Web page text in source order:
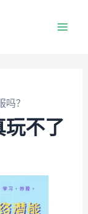
？
玩不了